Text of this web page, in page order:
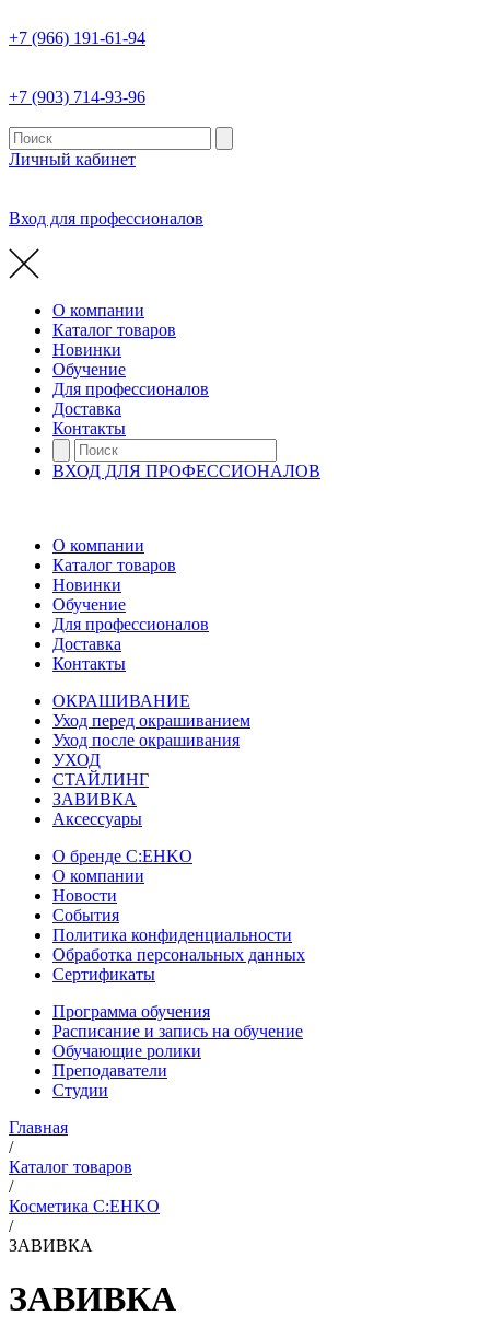
+7 (966) 191-61-94
+7 (903) 714-93-96
Личный кабинет
Вход для профессионалов
О компании
Каталог товаров
Новинки
Обучение
Для профессионалов
Доставка
Контакты
ВХОД ДЛЯ ПРОФЕССИОНАЛОВ
О компании
Каталог товаров
Новинки
Обучение
Для профессионалов
Доставка
Контакты
ОКРАШИВАНИЕ
Уход перед окрашиванием
Уход после окрашивания
УХОД
СТАЙЛИНГ
ЗАВИВКА
Аксессуары
О бренде C:EHKO
О компании
Новости
События
Политика конфиденциальности
Обработка персональных данных
Сертификаты
Программа обучения
Расписание и запись на обучение
Обучающие ролики
Преподаватели
Студии
Главная
/
Каталог товаров
/
Косметика C:EHKO
/
ЗАВИВКА
ЗАВИВКА